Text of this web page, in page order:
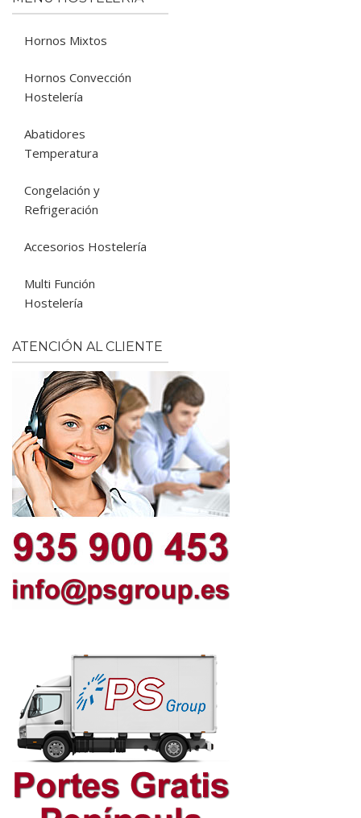
Hornos Mixtos
Hornos Convección
Hostelería
Abatidores
Temperatura
Congelación y
Refrigeración
Accesorios Hostelería
Multi Función
Hostelería
ATENCIÓN AL CLIENTE